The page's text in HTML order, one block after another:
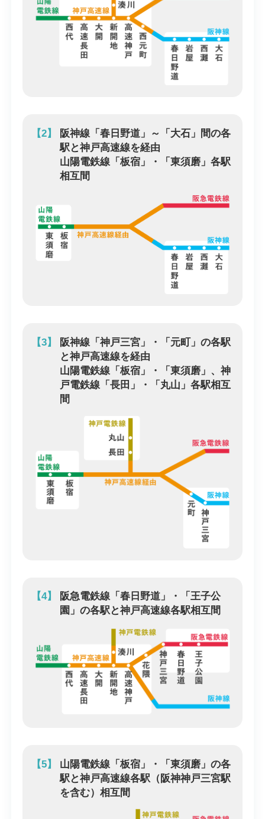
【2】
阪神線「春日野道」～「大石」間の各
駅と神戸高速線を経由
山陽電鉄線「板宿」・「東須磨」各駅
相互間
【3】
阪神線「神戸三宮」・「元町」の各駅
と神戸高速線を経由
山陽電鉄線「板宿」・「東須磨」、神
戸電鉄線「長田」・「丸山」各駅相互
間
【4】
阪急電鉄線「春日野道」・「王子公
園」の各駅と神戸高速線各駅相互間
【5】
山陽電鉄線「板宿」・「東須磨」の各
駅と神戸高速線各駅（阪神神戸三宮駅
を含む）相互間